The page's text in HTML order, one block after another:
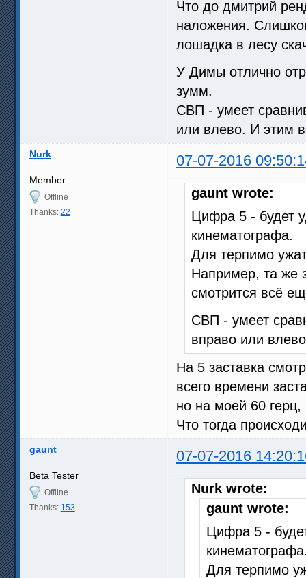
Что до дмитрий
наложения.
лошадка в лесу
У Димы отлично
зумм.
СВП - умеет
или влево. И этим
Nurk 07-07-2016
Member
Offline
Thanks: 22
gaunt wrote:
Цифра 5 - будет
кинематографа.
Для терпимо
Например, та же
смотрится всё
СВП - умеет
вправо или
На 5 заставка
всего времени
но на моей 60 герц,
Что тогда
gaunt 07-07-2016
Beta Tester
Offline
Thanks: 153
Nurk wrote:
gaunt wrote:
Цифра 5 -
Для терпимо